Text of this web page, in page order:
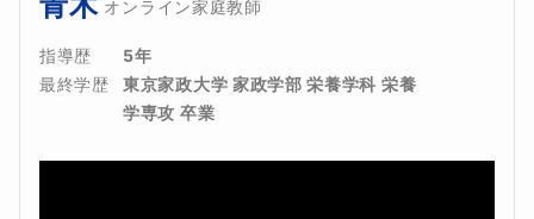
オンライン家庭教師
指導歴
5年
最終学歴
東京家政大学 家政学部 栄養学科 栄養
学専攻 卒業